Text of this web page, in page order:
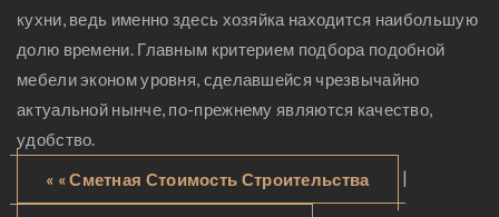
кухни, ведь именно здесь хозяйка находится наибольшую
долю времени. Главным критерием подбора подобной
мебели эконом уровня, сделавшейся чрезвычайно
актуальной нынче, по-прежнему являются качество,
удобство.
« « Сметная Стоимость Строительства
|